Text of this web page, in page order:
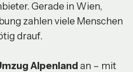
Gerade in Wien,
zahlen viele Menschen
drauf.
Alpenland an – mit